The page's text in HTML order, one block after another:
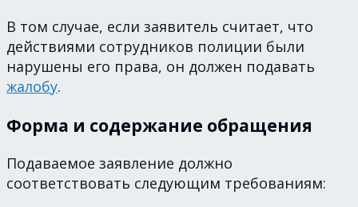
В том случае, если заявитель считает, что
действиями сотрудников полиции были
нарушены его права, он должен подавать
жалобу.
Форма и содержание обращения
Подаваемое заявление должно
соответствовать следующим требованиям: